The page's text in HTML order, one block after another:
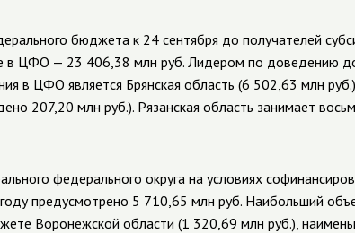
бюджета к 24 сентября до получателей
в ЦФО — 23 406,38 млн руб. Лидером по доведению
в ЦФО является Брянская область (6 502,63 млн
207,20 млн руб.). Рязанская область занимает
федерального округа на условиях
году предусмотрено 5 710,65 млн руб. Наибольший
Воронежской области (1 320,69 млн руб.),